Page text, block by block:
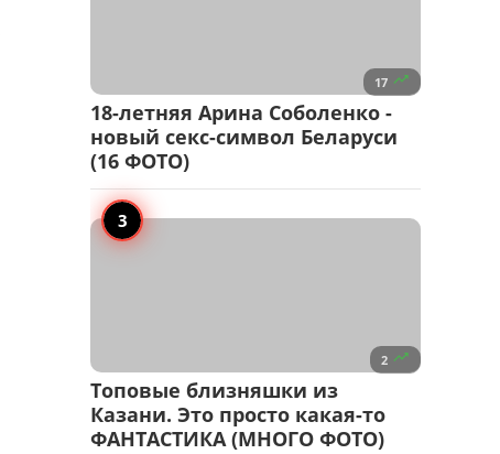
17 
18-летняя Арина Соболенко -
новый секс-символ Беларуси
(16 ФОТО)
2 
Топовые близняшки из
Казани. Это просто какая-то
ФАНТАСТИКА (МНОГО ФОТО)